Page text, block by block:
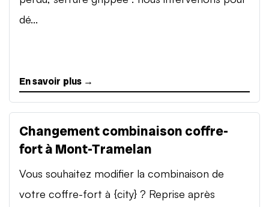
dé...
En savoir plus →
Changement combinaison coffre-
fort à Mont-Tramelan
Vous souhaitez modifier la combinaison de
votre coffre-fort à {city} ? Reprise après